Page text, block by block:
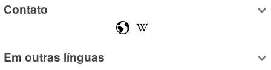
Contato
Em outras línguas